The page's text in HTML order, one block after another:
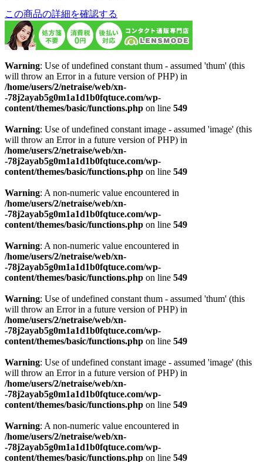
この商品の詳細を確認する
Warning: Use of undefined constant thum - assumed 'thum' (this
will throw an Error in a future version of PHP) in
/home/users/2/netraise/web/xn-
-78j2ayab5g0m1a1d1b0fqtuce.com/wp-
content/themes/basic/functions.php on line 549
Warning: Use of undefined constant image - assumed 'image' (this
will throw an Error in a future version of PHP) in
/home/users/2/netraise/web/xn-
-78j2ayab5g0m1a1d1b0fqtuce.com/wp-
content/themes/basic/functions.php on line 549
Warning: A non-numeric value encountered in
/home/users/2/netraise/web/xn-
-78j2ayab5g0m1a1d1b0fqtuce.com/wp-
content/themes/basic/functions.php on line 549
Warning: A non-numeric value encountered in
/home/users/2/netraise/web/xn-
-78j2ayab5g0m1a1d1b0fqtuce.com/wp-
content/themes/basic/functions.php on line 549
Warning: Use of undefined constant thum - assumed 'thum' (this
will throw an Error in a future version of PHP) in
/home/users/2/netraise/web/xn-
-78j2ayab5g0m1a1d1b0fqtuce.com/wp-
content/themes/basic/functions.php on line 549
Warning: Use of undefined constant image - assumed 'image' (this
will throw an Error in a future version of PHP) in
/home/users/2/netraise/web/xn-
-78j2ayab5g0m1a1d1b0fqtuce.com/wp-
content/themes/basic/functions.php on line 549
Warning: A non-numeric value encountered in
/home/users/2/netraise/web/xn-
-78j2ayab5g0m1a1d1b0fqtuce.com/wp-
content/themes/basic/functions.php on line 549